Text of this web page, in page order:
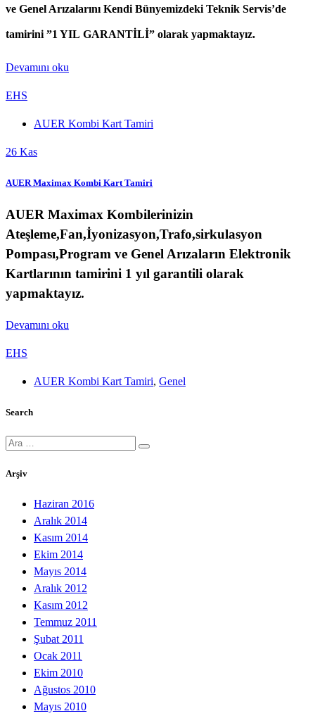
ve Genel Arızalarını Kendi Bünyemizdeki Teknik Servis’de
tamirini ”1 YIL GARANTİLİ” olarak yapmaktayız.
Devamını oku
EHS
AUER Kombi Kart Tamiri
26 Kas
AUER Maximax Kombi Kart Tamiri
AUER Maximax Kombilerinizin
Ateşleme,Fan,İyonizasyon,Trafo,sirkulasyon
Pompası,Program ve Genel Arızaların Elektronik
Kartlarının tamirini 1 yıl garantili olarak
yapmaktayız.
Devamını oku
EHS
AUER Kombi Kart Tamiri, Genel
Search
Ara:
Arşiv
Haziran 2016
Aralık 2014
Kasım 2014
Ekim 2014
Mayıs 2014
Aralık 2012
Kasım 2012
Temmuz 2011
Şubat 2011
Ocak 2011
Ekim 2010
Ağustos 2010
Mayıs 2010